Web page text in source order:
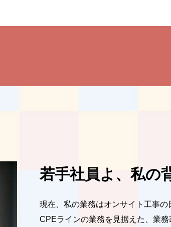
若手社員よ、私の
現在、私の業務はオンサイト工事
CPEラインの業務を見据えた、業